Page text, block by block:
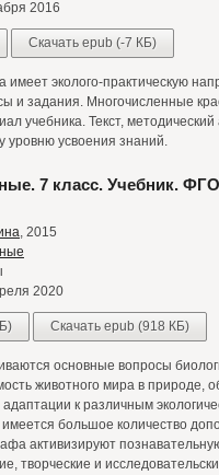
2016
Скачать epub (-7 КБ)
эколого-практическую
и задания. Многочисленные
учебника. Текст,
уровню усвоения знаний.
7 класс. Учебник.
, 2015
2020
Скачать epub (918 КБ)
основные вопросы
животного мира в природе,
адаптации к различным
большое количество
активизируют
творческие и